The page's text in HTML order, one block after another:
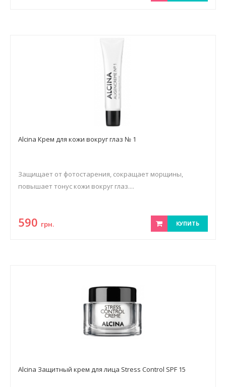
Alcina Крем для кожи вокруг глаз № 1
Защищает от фотостарения, сокращает морщины,
повышает тонус кожи вокруг глаз....
590 грн. КУПИТЬ
Alcina Защитный крем для лица Stress Control SPF 15